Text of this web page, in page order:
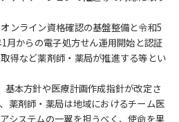
ンライン資格確認の基盤整備と令和5
月からの電子処方せん運用開始と認証
得など薬剤師・薬局が推進する等とい
基本方針や医療計画作成指針が改定さ
薬剤師・薬局は地域におけるチーム医
システムの一翼を担うべく、使命を果